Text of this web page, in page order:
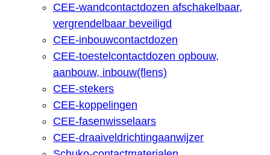
CEE-wandcontactdozen afschakelbaar,
vergrendelbaar beveiligd
CEE-inbouwcontactdozen
CEE-toestelcontactdozen opbouw,
aanbouw, inbouw(flens)
CEE-stekers
CEE-koppelingen
CEE-fasenwisselaars
CEE-draaiveldrichtingaanwijzer